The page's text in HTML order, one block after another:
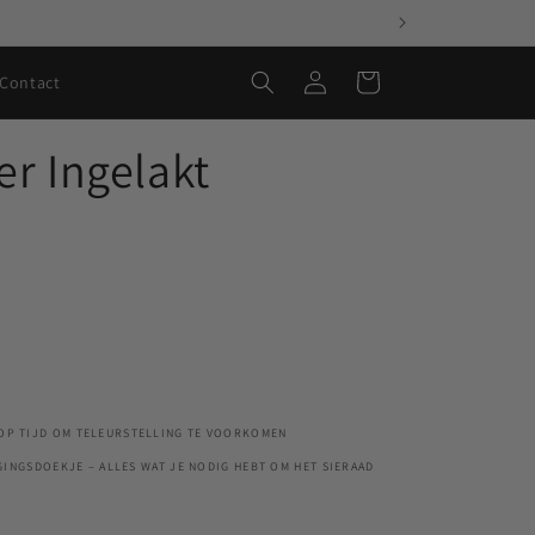
Contact InloggenWinkelwagen
Ingelakt
TIJD OM TELEURSTELLING TE VOORKOMEN
– ALLES WAT JE NODIG HEBT OM HET SIERAAD